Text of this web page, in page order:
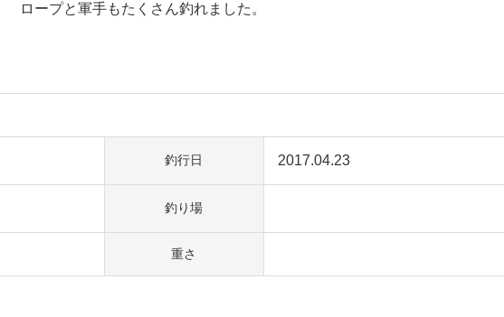
ロープと軍手もたくさん釣れました。
釣行日 2017.04.23
釣り場
重さ